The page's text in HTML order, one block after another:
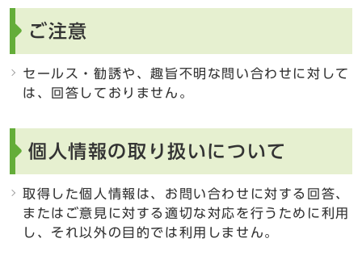
ご注意
セールス・勧誘や、趣旨不明な問い合わせに対して
は、回答しておりません。
個人情報の取り扱いについて
取得した個人情報は、お問い合わせに対する回答、
またはご意見に対する適切な対応を行うために利用
し、それ以外の目的では利用しません。